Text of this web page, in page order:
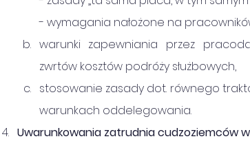
- wymagania nałożone na
warunki zapewniania przez
zwrtów kosztów podróży służbowych,
stosowanie zasady dot. równego
warunkach oddelegowania.
Uwarunkowania zatrudnia cudzoziemców